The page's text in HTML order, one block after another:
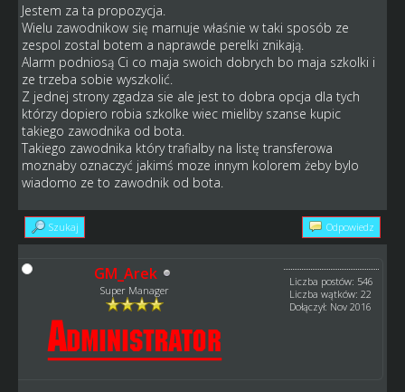
Jestem za ta propozycja.
Wielu zawodnikow się marnuje właśnie w taki sposób ze
zespol zostal botem a naprawde perelki znikają.
Alarm podniosą Ci co maja swoich dobrych bo maja szkolki i
ze trzeba sobie wyszkolić.
Z jednej strony zgadza sie ale jest to dobra opcja dla tych
którzy dopiero robia szkolke wiec mieliby szanse kupic
takiego zawodnika od bota.
Takiego zawodnika który trafialby na listę transferowa
moznaby oznaczyć jakimś moze innym kolorem żeby bylo
wiadomo ze to zawodnik od bota.
Szukaj Odpowiedz
GM_Arek
Super Manager
Liczba postów: 546
Liczba wątków: 22
Dołączył: Nov 2016